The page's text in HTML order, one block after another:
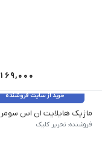
169,000
خرید از سایت فروشنده
ماژیک هایلایت ان اس سومر
فروشنده: تحریر کلیک